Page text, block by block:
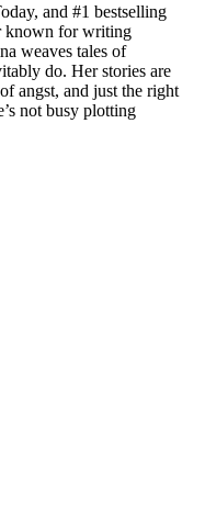
and #1 bestselling
known for writing
weaves tales of
do. Her stories are
angst, and just the right
not busy plotting